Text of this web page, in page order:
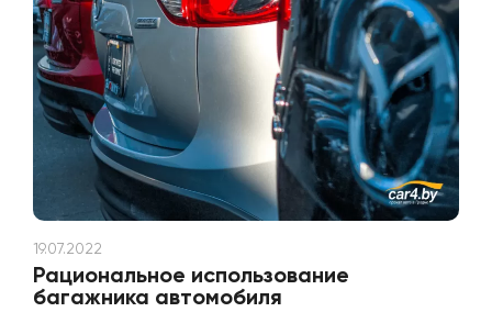
19.07.2022
Рациональное использование
багажника автомобиля